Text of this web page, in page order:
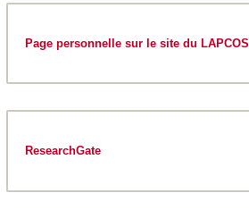
Page personnelle sur le site du LAPCOS
ResearchGate